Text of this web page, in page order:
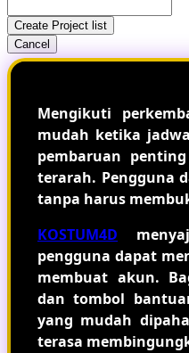
Create Project list
Cancel
Mengikuti
mudah ketika
pembaruan
terarah. Pengguna
tanpa harus
KOSTUM4D
pengguna dapat
membuat akun.
dan tombol
yang mudah
terasa